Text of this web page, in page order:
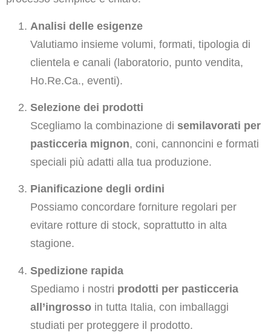
Analisi delle esigenze
Valutiamo insieme volumi, formati, tipologia di
clientela e canali (laboratorio, punto vendita,
Ho.Re.Ca., eventi).
Selezione dei prodotti
Scegliamo la combinazione di semilavorati per
pasticceria mignon, coni, cannoncini e formati
speciali più adatti alla tua produzione.
Pianificazione degli ordini
Possiamo concordare forniture regolari per
evitare rotture di stock, soprattutto in alta
stagione.
Spedizione rapida
Spediamo i nostri prodotti per pasticceria
all’ingrosso in tutta Italia, con imballaggi
studiati per proteggere il prodotto.